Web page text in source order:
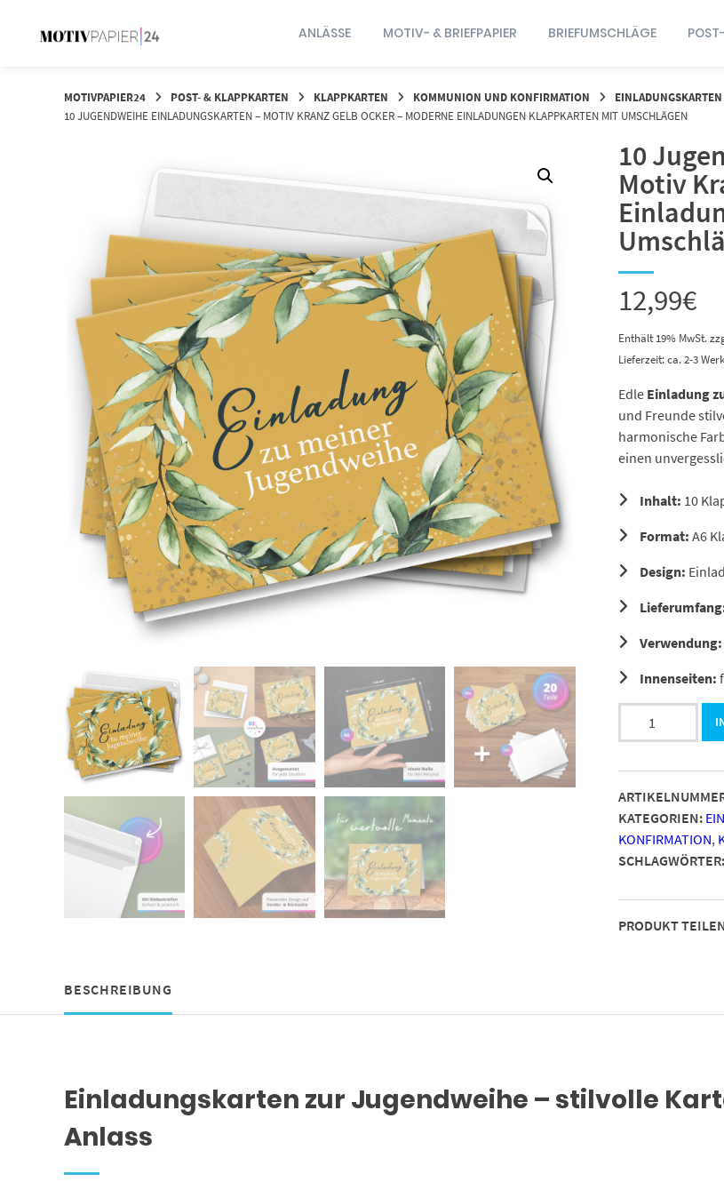
ANLÄSSE MOTIV- & BRIEFPAPIER BRIEFUMSCHLÄGE
MOTIVPAPIER24 POST- & KLAPPKARTEN KLAPPKARTEN KOMMUNION UND KONFIRMATION
10 JUGENDWEIHE EINLADUNGSKARTEN – MOTIV KRANZ GELB OCKER – MODERNE EINLADUNGEN KLAPPKARTEN MIT UMSCHLÄGEN
10
Motiv
12,99€
Enthält 19% MwSt.
Lieferzeit: ca. 2-3
Edle Einladung
und Freunde
harmonische
einen
Inhalt: 10
Format: A6
Design:
Verwendung:
Innenseiten:
Jugendweihe
-
Motiv
Kranz
Gelb
Ocker
moderne
Einladungen
Menge
KATEGORIEN:
KONFIRMATION,
SCHLAGWÖRTER:
PRODUKT
BESCHREIBUNG
Einladungskarten zur Jugendweihe – stilvolle
Anlass